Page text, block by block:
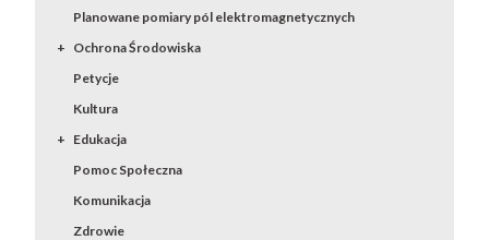
Planowane pomiary pól elektromagnetycznych
Ochrona Środowiska
Petycje
Kultura
Edukacja
Pomoc Społeczna
Komunikacja
Zdrowie